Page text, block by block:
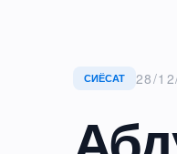
СИЁСАТ 28/